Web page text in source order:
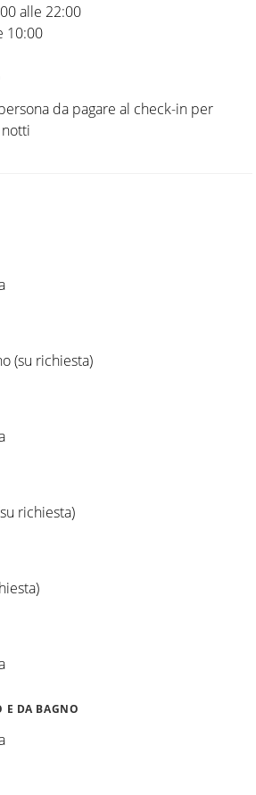
alle 22:00
10:00
da pagare al check-in per
(su richiesta)
richiesta)
E DA BAGNO